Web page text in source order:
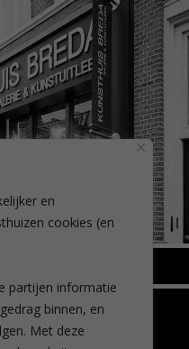
en
cookies (en
partijen informatie
binnen, en
Met deze